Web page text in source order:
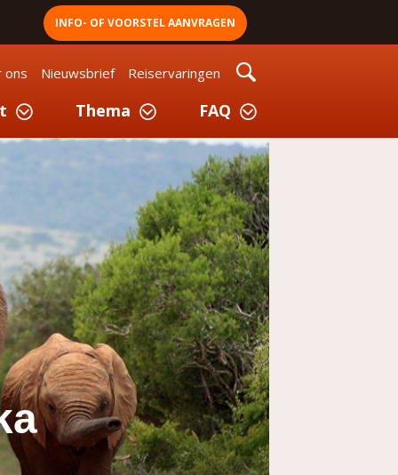
INFO- OF VOORSTEL AANVRAGEN
ons Nieuwsbrief Reiservaringen
Thema FAQ